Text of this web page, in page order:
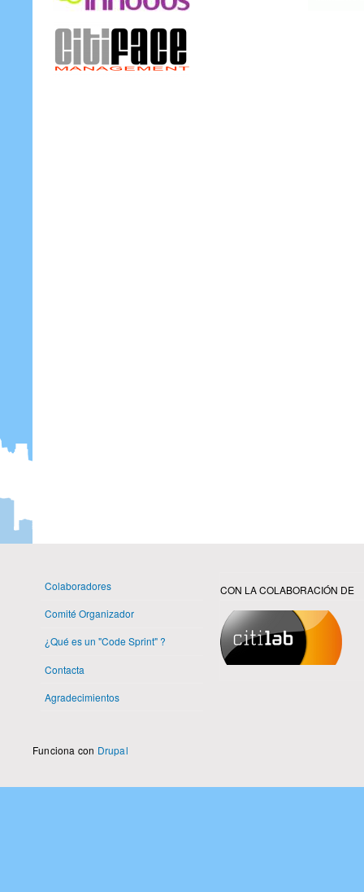
Colaboradores
Comité Organizador
¿Qué es un "Code Sprint" ?
Contacta
Agradecimientos
CON LA COLABORACIÓN DE
Funciona con Drupal